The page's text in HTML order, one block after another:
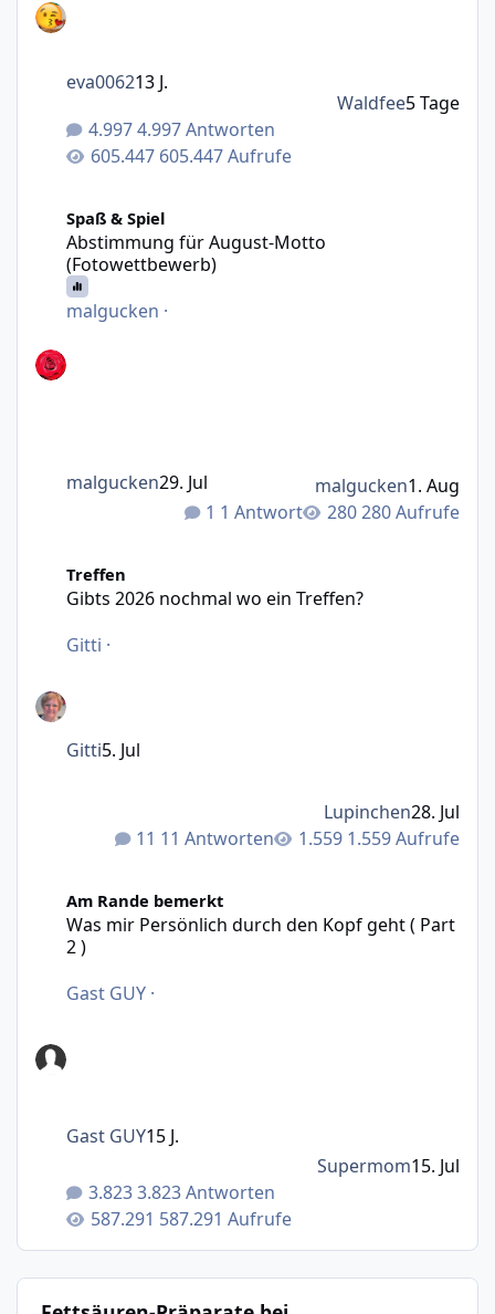
4.997 Antworten
605.447 Aufrufe
eva006213 J.
Waldfee5 Tage
Spaß & Spiel
Abstimmung für August-Motto
(Fotowettbewerb)
malgucken ·
1 Antwort 280 Aufrufe
malgucken29. Jul malgucken1. Aug
Treffen
Gibts 2026 nochmal wo ein Treffen?
Gitti ·
11 Antworten 1.559 Aufrufe
Gitti5. Jul
Lupinchen28. Jul
Am Rande bemerkt
Was mir Persönlich durch den Kopf geht ( Part
2 )
Gast GUY ·
3.823 Antworten
587.291 Aufrufe
Gast GUY15 J.
Supermom15. Jul